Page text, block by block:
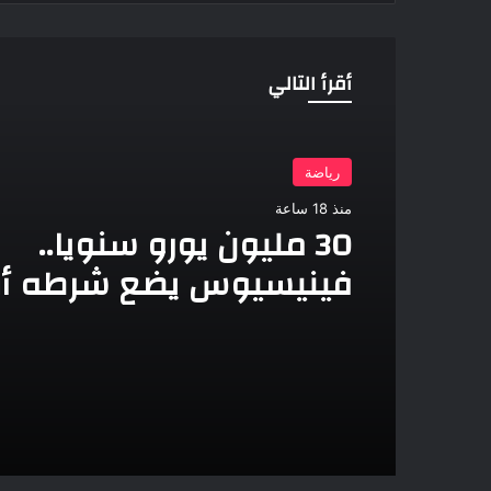
أقرأ التالي
رياضة
منذ 18 ساعة
30 مليون يورو سنويا..
فينيسيوس يضع شرطه
ريال مدريد